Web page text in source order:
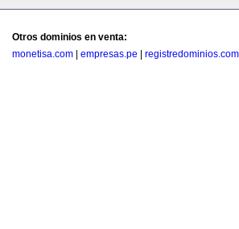
Otros dominios en venta:
monetisa.com
empresas.pe registredominios.com